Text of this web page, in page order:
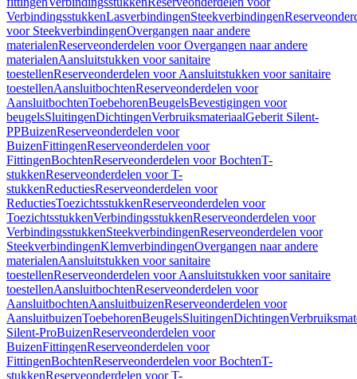
VerbindingsstukkenLasverbindingenSteekverbindingen
voor SteekverbindingenOvergangen naar andere
materialenReserveonderdelen voor Overgangen naar andere
materialenAansluitstukken voor sanitaire
toestellenReserveonderdelen voor Aansluitstukken voor sanitaire
toestellenAansluitbochtenReserveonderdelen voor
AansluitbochtenToebehorenBeugelsBevestigingen voor
beugelsSluitingenDichtingenVerbruiksmateriaalGeberit Silent-
PPBuizenReserveonderdelen voor
BuizenFittingenReserveonderdelen voor
FittingenBochtenReserveonderdelen voor BochtenT-
stukkenReserveonderdelen voor T-
stukkenReductiesReserveonderdelen voor
ReductiesToezichtsstukkenReserveonderdelen voor
ToezichtsstukkenVerbindingsstukkenReserveonderdelen voor
VerbindingsstukkenSteekverbindingenReserveonderdelen voor
SteekverbindingenKlemverbindingenOvergangen naar andere
materialenAansluitstukken voor sanitaire
toestellenReserveonderdelen voor Aansluitstukken voor sanitaire
toestellenAansluitbochtenReserveonderdelen voor
AansluitbochtenAansluitbuizenReserveonderdelen voor
AansluitbuizenToebehorenBeugelsSluitingenDichtingen
Silent-ProBuizenReserveonderdelen voor
BuizenFittingenReserveonderdelen voor
FittingenBochtenReserveonderdelen voor BochtenT-
stukkenReserveonderdelen voor T-